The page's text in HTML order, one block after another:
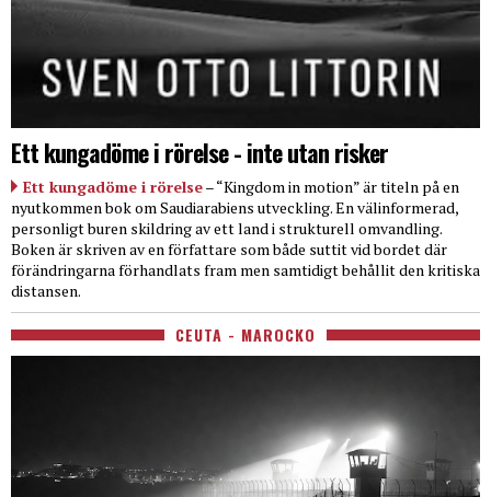
Ett kungadöme i rörelse - inte utan risker
Ett kungadöme i rörelse– “Kingdom in motion” är titeln på en
nyutkommen bok om Saudiarabiens utveckling. En välinformerad,
personligt buren skildring av ett land i strukturell omvandling.
Boken är skriven av en författare som både suttit vid bordet där
förändringarna förhandlats fram men samtidigt behållit den kritiska
distansen.
CEUTA - MAROCKO